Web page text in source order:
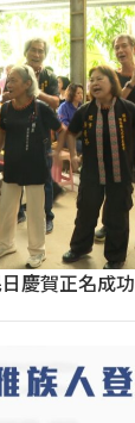
慶賀正名成功